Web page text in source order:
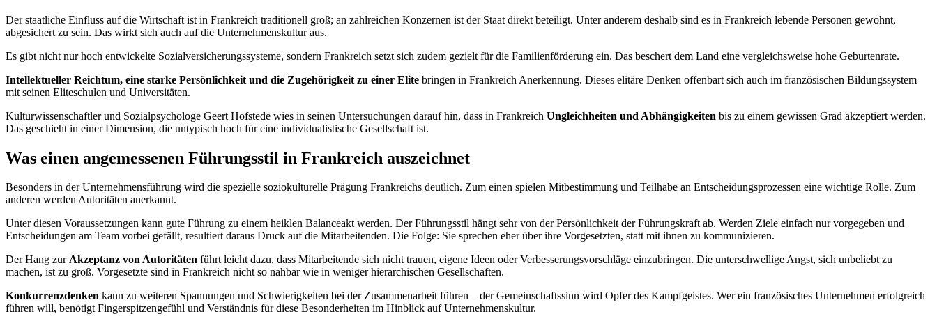
Der staatliche Einfluss auf die Wirtschaft ist in Frankreich traditionell groß; an zahlreichen Konzernen ist der Staat direkt beteiligt. Unter anderem deshalb sind es in Frankreich lebende Personen gewohnt,
abgesichert zu sein. Das wirkt sich auch auf die Unternehmenskultur aus.
Es gibt nicht nur hoch entwickelte Sozialversicherungssysteme, sondern Frankreich setzt sich zudem gezielt für die Familienförderung ein. Das beschert dem Land eine vergleichsweise hohe Geburtenrate.
Intellektueller Reichtum, eine starke Persönlichkeit und die Zugehörigkeit zu einer Elite bringen in Frankreich Anerkennung. Dieses elitäre Denken offenbart sich auch im französischen Bildungssystem
mit seinen Eliteschulen und Universitäten.
Kulturwissenschaftler und Sozialpsychologe Geert Hofstede wies in seinen Untersuchungen darauf hin, dass in Frankreich Ungleichheiten und Abhängigkeiten bis zu einem gewissen Grad akzeptiert werden.
Das geschieht in einer Dimension, die untypisch hoch für eine individualistische Gesellschaft ist.
Was einen angemessenen Führungsstil in Frankreich auszeichnet
Besonders in der Unternehmensführung wird die spezielle soziokulturelle Prägung Frankreichs deutlich. Zum einen spielen Mitbestimmung und Teilhabe an Entscheidungsprozessen eine wichtige Rolle. Zum
anderen werden Autoritäten anerkannt.
Unter diesen Voraussetzungen kann gute Führung zu einem heiklen Balanceakt werden. Der Führungsstil hängt sehr von der Persönlichkeit der Führungskraft ab. Werden Ziele einfach nur vorgegeben und
Entscheidungen am Team vorbei gefällt, resultiert daraus Druck auf die Mitarbeitenden. Die Folge: Sie sprechen eher über ihre Vorgesetzten, statt mit ihnen zu kommunizieren.
Der Hang zurAkzeptanz von Autoritäten führt leicht dazu, dass Mitarbeitende sich nicht trauen, eigene Ideen oder Verbesserungsvorschläge einzubringen. Die unterschwellige Angst, sich unbeliebt zu
machen, ist zu groß. Vorgesetzte sind in Frankreich nicht so nahbar wie in weniger hierarchischen Gesellschaften.
Konkurrenzdenken kann zu weiteren Spannungen und Schwierigkeiten bei der Zusammenarbeit führen – der Gemeinschaftssinn wird Opfer des Kampfgeistes. Wer ein französisches Unternehmen erfolgreich
führen will, benötigt Fingerspitzengefühl und Verständnis für diese Besonderheiten im Hinblick auf Unternehmenskultur.